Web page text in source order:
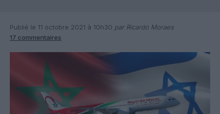
Publié le 11 octobre 2021 à 10h30 par Ricardo Moraes
17 commentaires